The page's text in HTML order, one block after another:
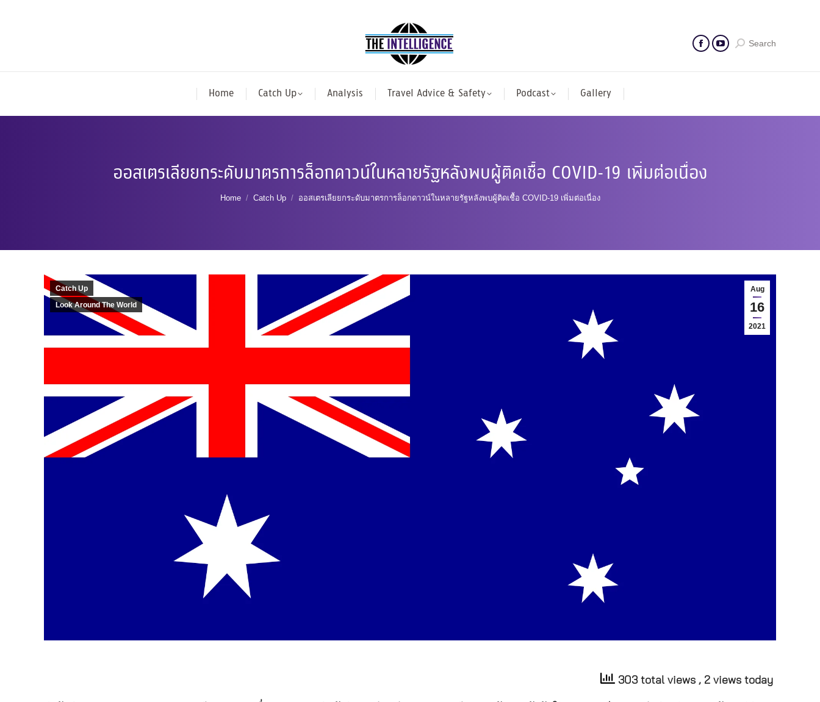
Search
Home Catch Up Analysis Travel Advice & Safety Podcast Gallery
ออสเตรเลียยกระดับมาตรการล็อกดาวน์ในหลายรัฐหลังพบผู้ติดเชื้อ COVID-19 เพิ่มต่อเนื่อง
You are here:
Home Catch Up ออสเตรเลียยกระดับมาตรการล็อกดาวน์ในหลายรัฐหลังพบผู้ติดเชื้อ COVID-19 เพิ่มต่อเนื่อง
Aug
16
2021
Catch Up
Look Around The World
303 total views , 2 views today